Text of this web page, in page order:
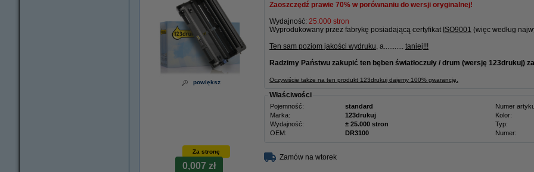
powiększ
Zaoszczędź prawie 70% w porównaniu do wersji oryginalnej!
Wydajność: 25.000 stron
Wyprodukowany przez fabrykę posiadającą certyfikat ISO9001 (więc według
Ten sam poziom jakości wydruku, a........... taniej!!!
Radzimy Państwu zakupić ten bęben światłoczuły / drum (wersję 123drukuj)
Oczywiście także na ten produkt 123drukuj dajemy 100% gwarancję.
Właściwości
Pojemność: standard Numer
Marka:
123drukuj Kolor:
Wydajność:
± 25.000 stron Typ:
OEM:
DR3100 Numer:
Za stronę
0,007 zł
Zamów na wtorek